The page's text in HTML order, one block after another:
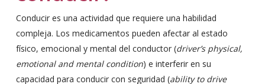
Conducir es una actividad que requiere una habilidad
compleja. Los medicamentos pueden afectar al estado
físico, emocional y mental del conductor (driver’s physical,
emotional and mental condition) e interferir en su
capacidad para conducir con seguridad (ability to drive